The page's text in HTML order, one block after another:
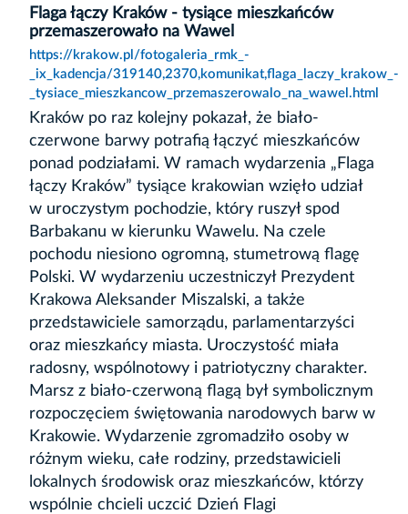
Flaga łączy Kraków - tysiące mieszkańców
przemaszerowało na Wawel
https://krakow.pl/fotogaleria_rmk_-
_ix_kadencja/319140,2370,komunikat,flaga_laczy_krakow_-
_tysiace_mieszkancow_przemaszerowalo_na_wawel.html
Kraków po raz kolejny pokazał, że biało-
czerwone barwy potrafią łączyć mieszkańców
ponad podziałami. W ramach wydarzenia „Flaga
łączy Kraków” tysiące krakowian wzięło udział
w uroczystym pochodzie, który ruszył spod
Barbakanu w kierunku Wawelu. Na czele
pochodu niesiono ogromną, stumetrową flagę
Polski. W wydarzeniu uczestniczył Prezydent
Krakowa Aleksander Miszalski, a także
przedstawiciele samorządu, parlamentarzyści
oraz mieszkańcy miasta. Uroczystość miała
radosny, wspólnotowy i patriotyczny charakter.
Marsz z biało-czerwoną flagą był symbolicznym
rozpoczęciem świętowania narodowych barw w
Krakowie. Wydarzenie zgromadziło osoby w
różnym wieku, całe rodziny, przedstawicieli
lokalnych środowisk oraz mieszkańców, którzy
wspólnie chcieli uczcić Dzień Flagi